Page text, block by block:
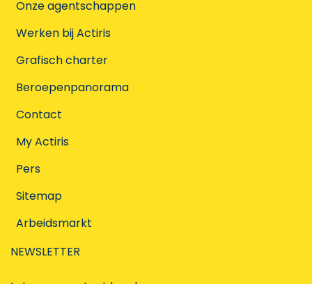
Onze agentschappen
Werken bij Actiris
Grafisch charter
Beroepenpanorama
Contact
My Actiris
Pers
Sitemap
Arbeidsmarkt
NEWSLETTER